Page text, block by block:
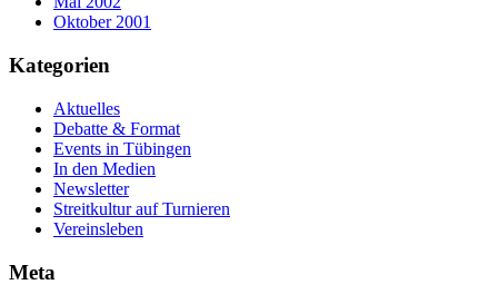
Oktober 2001
Kategorien
Aktuelles
Debatte & Format
Events in Tübingen
In den Medien
Newsletter
Streitkultur auf Turnieren
Vereinsleben
Meta